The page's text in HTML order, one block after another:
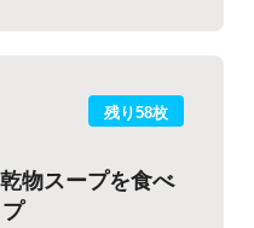
残り58枚
物スープを食べ